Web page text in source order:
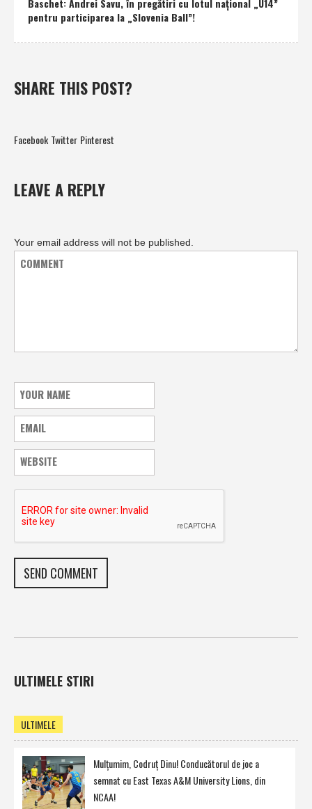
Baschet: Andrei Savu, în pregătiri cu lotul naţional „U14”
pentru participarea la „Slovenia Ball”!
SHARE THIS POST?
Facebook Twitter Pinterest
LEAVE A REPLY
Your email address will not be published.
ULTIMELE STIRI
ULTIMELE
Mulţumim, Codruţ Dinu! Conducătorul de joc a
semnat cu East Texas A&M University Lions, din
NCAA!